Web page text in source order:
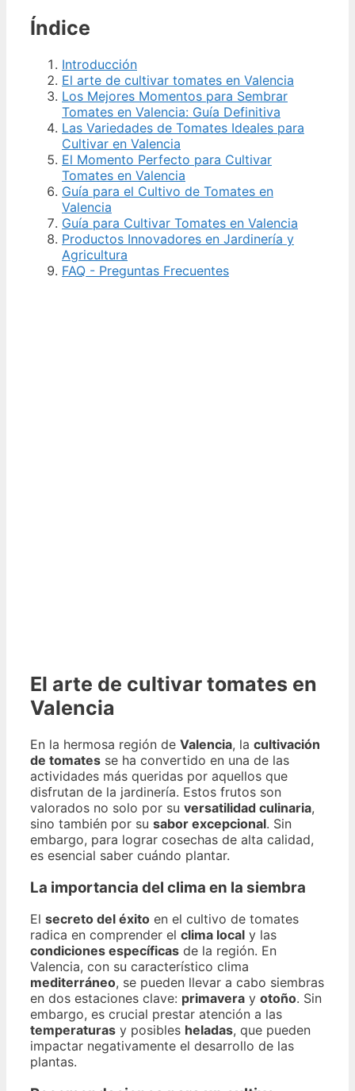
Índice
Introducción
El arte de cultivar tomates en Valencia
Los Mejores Momentos para Sembrar
Tomates en Valencia: Guía Definitiva
Las Variedades de Tomates Ideales para
Cultivar en Valencia
El Momento Perfecto para Cultivar
Tomates en Valencia
Guía para el Cultivo de Tomates en
Valencia
Guía para Cultivar Tomates en Valencia
Productos Innovadores en Jardinería y
Agricultura
FAQ - Preguntas Frecuentes
El arte de cultivar tomates en
Valencia
En la hermosa región de Valencia, la cultivación
de tomates se ha convertido en una de las
actividades más queridas por aquellos que
disfrutan de la jardinería. Estos frutos son
valorados no solo por su versatilidad culinaria,
sino también por su sabor excepcional. Sin
embargo, para lograr cosechas de alta calidad,
es esencial saber cuándo plantar.
La importancia del clima en la siembra
El secreto del éxito en el cultivo de tomates
radica en comprender el clima local y las
condiciones específicas de la región. En
Valencia, con su característico clima
mediterráneo, se pueden llevar a cabo siembras
en dos estaciones clave: primavera y otoño. Sin
embargo, es crucial prestar atención a las
temperaturas y posibles heladas, que pueden
impactar negativamente el desarrollo de las
plantas.